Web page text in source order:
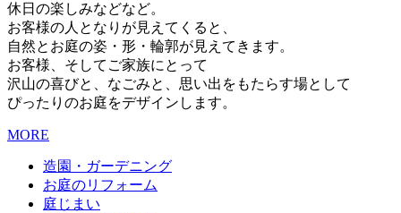
休日の楽しみなどなど。
お客様の人となりが見えてくると、
自然とお庭の姿・形・輪郭が見えてきます。
お客様、そしてご家族にとって
沢山の喜びと、なごみと、思い出をもたらす場として
ぴったりのお庭をデザインします。
MORE
造園・ガーデニング
お庭のリフォーム
庭じまい